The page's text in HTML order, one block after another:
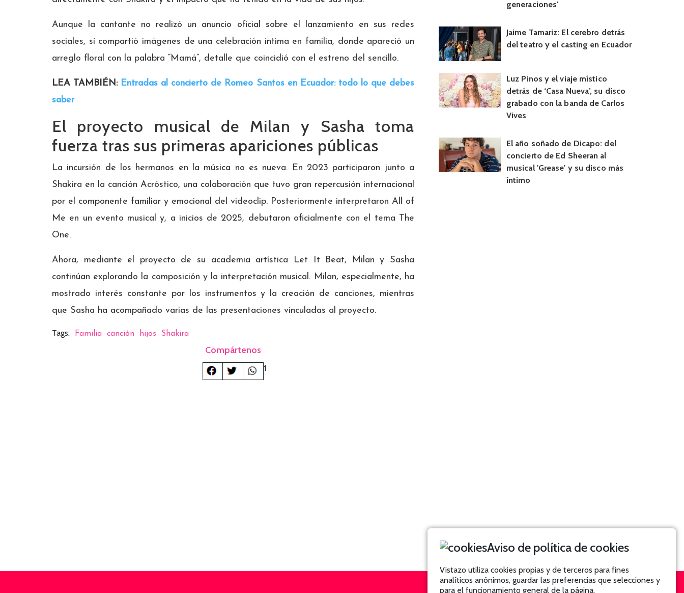
Aunque la cantante no realizó un anuncio oficial sobre el lanzamiento en sus redes
sociales, sí compartió imágenes de una celebración íntima en familia, donde apareció un
arreglo floral con la palabra “Mamá”, detalle que coincidió con el estreno del sencillo.
LEA TAMBIÉN: Entradas al concierto de Romeo Santos en Ecuador: todo lo que debes
saber
El proyecto musical de Milan y Sasha toma
fuerza tras sus primeras apariciones públicas
La incursión de los hermanos en la música no es nueva. En 2023 participaron junto a
Shakira en la canción Acróstico, una colaboración que tuvo gran repercusión internacional
por el componente familiar y emocional del videoclip. Posteriormente interpretaron All of
Me en un evento musical y, a inicios de 2025, debutaron oficialmente con el tema The
One.
Ahora, mediante el proyecto de su academia artística Let It Beat, Milan y Sasha
continúan explorando la composición y la interpretación musical. Milan, especialmente, ha
mostrado interés constante por los instrumentos y la creación de canciones, mientras
que Sasha ha acompañado varias de las presentaciones vinculadas al proyecto.
Tags: Familia canción hijos Shakira
Compártenos
1
generaciones'
Jaime Tamariz: El cerebro detrás
del teatro y el casting en Ecuador
Luz Pinos y el viaje místico
detrás de ‘Casa Nueva’, su disco
grabado con la banda de Carlos
Vives
El año soñado de Dicapo: del
concierto de Ed Sheeran al
musical 'Grease' y su disco más
íntimo
Aviso de política de cookies
Vistazo utiliza cookies propias y de terceros para fines
analíticos anónimos, guardar las preferencias que selecciones y
para el funcionamiento general de la página.